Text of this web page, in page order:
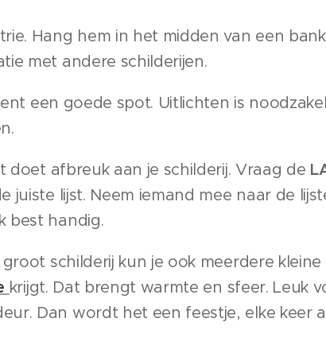
Hang hem in het midden van een
met andere schilderijen.
een goede spot. Uitlichten is
doet afbreuk aan je schilderij. Vraag de
juiste lijst. Neem iemand mee naar de
best handig.
schilderij kun je ook meerdere
krijgt. Dat brengt warmte en sfeer. Leuk
Dan wordt het een feestje, elke keer